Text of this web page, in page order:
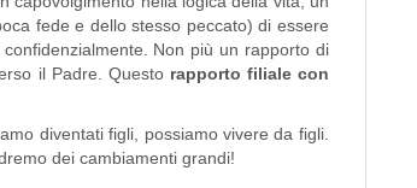
fede e dello stesso peccato) di essere
Non più un rapporto di
il Padre. Questo rapporto filiale con
diventati figli, possiamo vivere da figli.
dei cambiamenti grandi!